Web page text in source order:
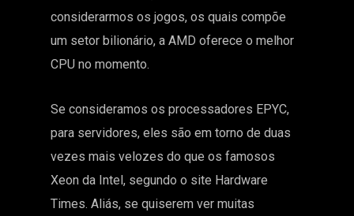
considerarmos os jogos, os quais compõe
um setor bilionário, a AMD oferece o melhor
CPU no momento.
Se consideramos os processadores EPYC,
para servidores, eles são em torno de duas
vezes mais velozes do que os famosos
Xeon da Intel, segundo o site Hardware
Times. Aliás, se quiserem ver muitas